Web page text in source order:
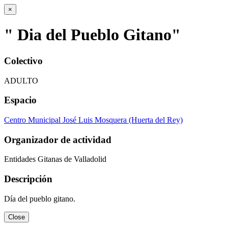
×
" Dia del Pueblo Gitano"
Colectivo
ADULTO
Espacio
Centro Municipal José Luis Mosquera (Huerta del Rey)
Organizador de actividad
Entidades Gitanas de Valladolid
Descripción
Día del pueblo gitano.
Close